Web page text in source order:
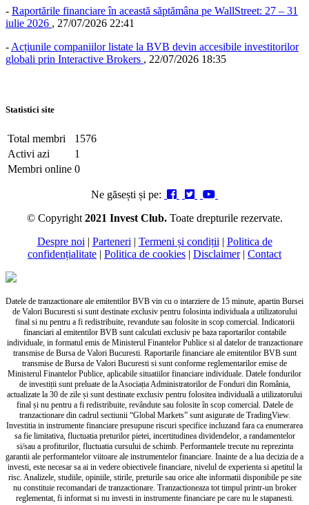
- Raportările financiare în această săptămâna pe WallStreet: 27 – 31
iulie 2026 , 27/07/2026 22:41
- Acțiunile companiilor listate la BVB devin accesibile investitorilor
globali prin Interactive Brokers , 22/07/2026 18:35
Statistici site
Total membri
1576
Activi azi
1
Membri online 0
Ne găsești și pe:
© Copyright 2021 Invest Club. Toate drepturile rezervate.
Despre noi | Parteneri | Termeni și condiții | Politica de
confidențialitate | Politica de cookies | Disclaimer| Contact
Datele de tranzactionare ale emitentilor BVB vin cu o intarziere de 15 minute, apartin Bursei
de Valori Bucuresti si sunt destinate exclusiv pentru folosinta individuala a utilizatorului
final si nu pentru a fi redistribuite, revandute sau folosite in scop comercial. Indicatorii
financiari al emitentilor BVB sunt calculati exclusiv pe baza raportarilor contabile
individuale, in formatul emis de Ministerul Finantelor Publice si al datelor de tranzactionare
transmise de Bursa de Valori Bucuresti. Raportarile financiare ale emitentilor BVB sunt
transmise de Bursa de Valori Bucuresti si sunt conforme reglementarilor emise de
Ministerul Finantelor Publice, aplicabile situatiilor financiare individuale. Datele fondurilor
de investiții sunt preluate de la Asociația Administratorilor de Fonduri din România,
actualizate la 30 de zile și sunt destinate exclusiv pentru folositea individuală a utilizatorului
final și nu pentru a fi redistribuite, revândute sau folosite în scop comercial. Datele de
tranzactionare din cadrul sectiunii “Global Markets” sunt asigurate de TradingView.
Investitia in instrumente financiare presupune riscuri specifice incluzand fara ca enumerarea
sa fie limitativa, fluctuatia preturilor pietei, incertitudinea dividendelor, a randamentelor
si/sau a profiturilor, fluctuatia cursului de schimb. Performantele trecute nu reprezinta
garantii ale performantelor viitoare ale instrumentelor financiare. Inainte de a lua decizia de a
investi, este necesar sa ai in vedere obiectivele financiare, nivelul de experienta si apetitul la
risc. Analizele, studiile, opiniile, stirile, preturile sau orice alte informatii disponibile pe site
nu constituie recomandari de tranzactionare. Tranzactioneaza tot timpul printr-un broker
reglementat, fi informat si nu investi in instrumente financiare pe care nu le stapanesti.